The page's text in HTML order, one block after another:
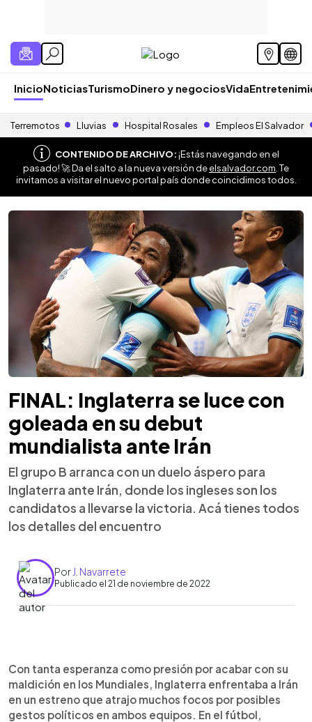
InicioNoticiasTurismoDinero y negociosVida
Terremotos Lluvias Hospital Rosales Empleos El Salvador
CONTENIDO DE ARCHIVO:¡Estás navegando en el
pasado! 🚀 Da el salto a la nueva versión deelsalvador.com . Te
invitamos a visitar el nuevo portal país donde coincidimos todos.
FINAL: Inglaterra se luce con
goleada en su debut
mundialista ante Irán
El grupo B arranca con un duelo áspero para
Inglaterra ante Irán, donde los ingleses son los
candidatos a llevarse la victoria. Acá tienes todos
los detalles del encuentro
Por J. Navarrete
Publicado el 21 de noviembre de 2022
Escuchar artículo
Con tanta esperanza como presión por acabar con su
maldición en los Mundiales, Inglaterra enfrentaba a Irán
en un estreno que atrajo muchos focos por posibles
gestos políticos en ambos equipos. En el fútbol,